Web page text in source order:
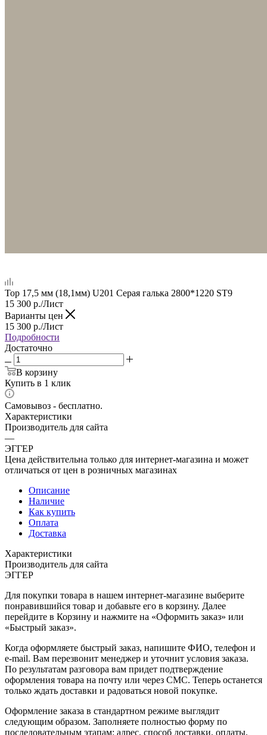
Top 17,5 мм (18,1мм) U201 Серая галька 2800*1220 ST9
15 300 р./Лист
Варианты цен
15 300 р./Лист
Подробности
Достаточно
В корзину
Купить в 1 клик
Самовывоз - бесплатно.
Характеристики
Производитель для сайта
—
ЭГГЕР
Цена действительна только для интернет-магазина и может
отличаться от цен в розничных магазинах
Описание
Наличие
Как купить
Оплата
Доставка
Характеристики
Производитель для сайта
ЭГГЕР
Для покупки товара в нашем интернет-магазине выберите
понравившийся товар и добавьте его в корзину. Далее
перейдите в Корзину и нажмите на «Оформить заказ» или
«Быстрый заказ».
Когда оформляете быстрый заказ, напишите ФИО, телефон и
e-mail. Вам перезвонит менеджер и уточнит условия заказа.
По результатам разговора вам придет подтверждение
оформления товара на почту или через СМС. Теперь останется
только ждать доставки и радоваться новой покупке.
Оформление заказа в стандартном режиме выглядит
следующим образом. Заполняете полностью форму по
последовательным этапам: адрес, способ доставки, оплаты,